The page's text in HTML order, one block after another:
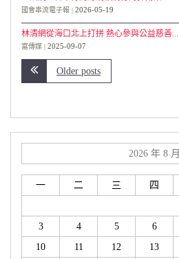
國會串流電子報 2026-05-19
林清網從海口北上打拼 熱心參與公益慈善...
富傳媒 2025-09-07
Older posts
2026 年 8 月
一 二 三 四
3
4 5 6
10
11 12 13